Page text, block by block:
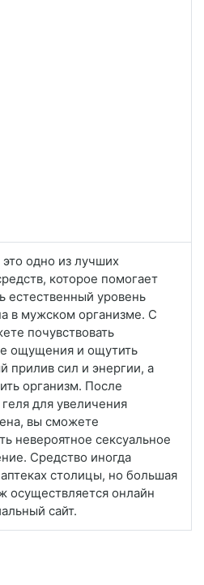
это одно из лучших
которое помогает
естественный уровень
в мужском организме. С
почувствовать
ощущения и ощутить
прилив сил и энергии, а
организм. После
для увеличения
вы сможете
невероятное сексуальное
Средство иногда
столицы, но большая
осуществляется онлайн
сайт.